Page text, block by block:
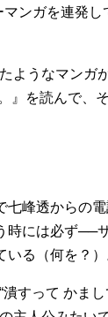
ンガを連発し
ようなマンガ
』を読んで、
七峰透からの
時には必ず──
る（何を？）
潰すって かま